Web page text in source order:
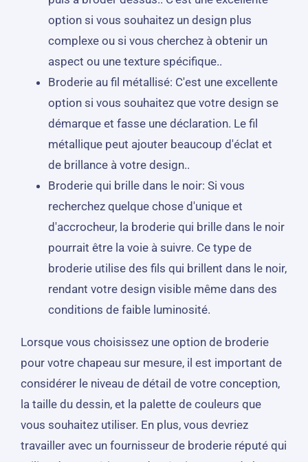
option si vous souhaitez un design plus
complexe ou si vous cherchez à obtenir un
aspect ou une texture spécifique..
Broderie au fil métallisé: C'est une excellente
option si vous souhaitez que votre design se
démarque et fasse une déclaration. Le fil
métallique peut ajouter beaucoup d'éclat et
de brillance à votre design..
Broderie qui brille dans le noir: Si vous
recherchez quelque chose d'unique et
d'accrocheur, la broderie qui brille dans le noir
pourrait être la voie à suivre. Ce type de
broderie utilise des fils qui brillent dans le noir,
rendant votre design visible même dans des
conditions de faible luminosité.
Lorsque vous choisissez une option de broderie
pour votre chapeau sur mesure, il est important de
considérer le niveau de détail de votre conception,
la taille du dessin, et la palette de couleurs que
vous souhaitez utiliser. En plus, vous devriez
travailler avec un fournisseur de broderie réputé qui